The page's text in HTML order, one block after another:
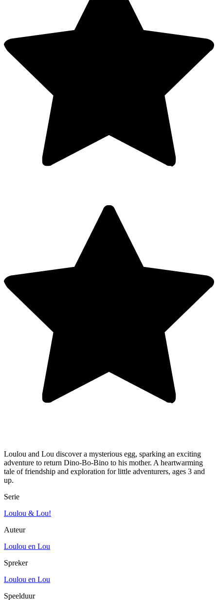
Loulou and Lou discover a mysterious egg, sparking an exciting
adventure to return Dino-Bo-Bino to his mother. A heartwarming
tale of friendship and exploration for little adventurers, ages 3 and
up.
Serie
Loulou & Lou!
Auteur
Loulou en Lou
Spreker
Loulou en Lou
Speelduur